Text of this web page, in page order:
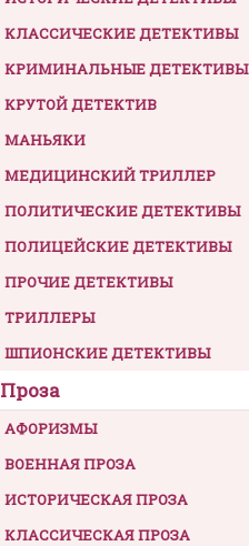
КЛАССИЧЕСКИЕ ДЕТЕКТИВЫ
КРИМИНАЛЬНЫЕ ДЕТЕКТИВЫ
КРУТОЙ ДЕТЕКТИВ
МАНЬЯКИ
МЕДИЦИНСКИЙ ТРИЛЛЕР
ПОЛИТИЧЕСКИЕ ДЕТЕКТИВЫ
ПОЛИЦЕЙСКИЕ ДЕТЕКТИВЫ
ПРОЧИЕ ДЕТЕКТИВЫ
ТРИЛЛЕРЫ
ШПИОНСКИЕ ДЕТЕКТИВЫ
Проза
АФОРИЗМЫ
ВОЕННАЯ ПРОЗА
ИСТОРИЧЕСКАЯ ПРОЗА
КЛАССИЧЕСКАЯ ПРОЗА